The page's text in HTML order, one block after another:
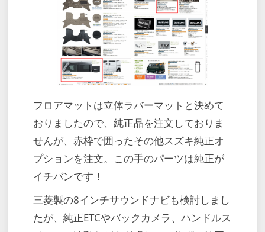
フロアマットは立体ラバーマットと決めて
おりましたので、純正品を注文しておりま
せんが、赤枠で囲ったその他スズキ純正オ
プションを注文。この手のパーツは純正が
イチバンです！
三菱製の8インチサウンドナビも検討しまし
たが、純正ETCやバックカメラ、ハンドルス